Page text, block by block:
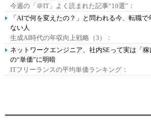
今週の「＠IT」よく読まれた記事“10選”：
「AIで何を変えたの？」と問われる今、転職
ない人
生成AI時代の年収向上戦略（3）：
ネットワークエンジニア、社内SEって実は「
の“単価”に明暗
ITフリーランスの平均単価ランキング：